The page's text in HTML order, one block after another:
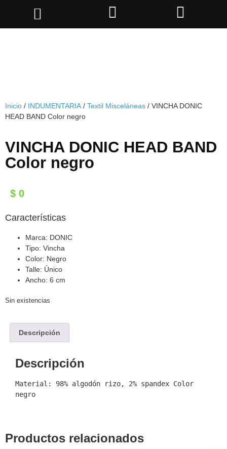
Inicio / INDUMENTARIA / Textil Misceláneas / VINCHA DONIC
HEAD BAND Color negro
VINCHA DONIC HEAD BAND
Color negro
$ 0
Características
Marca: DONIC
Tipo: Vincha
Color: Negro
Talle: Único
Ancho: 6 cm
Sin existencias
Descripción
Descripción
Material: 98% algodón rizo, 2% spandex Color
negro
Productos relacionados